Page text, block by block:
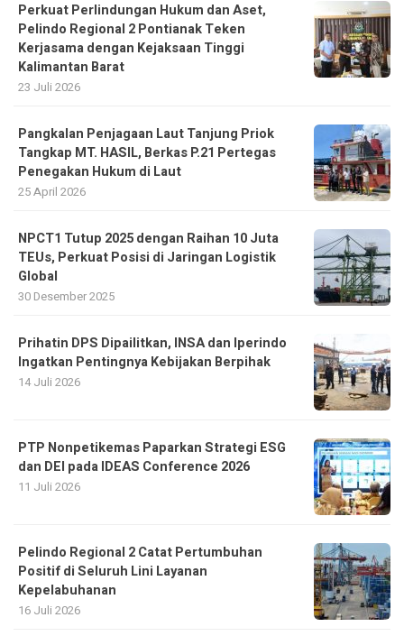
Perkuat Perlindungan Hukum dan Aset,
Pelindo Regional 2 Pontianak Teken
Kerjasama dengan Kejaksaan Tinggi
Kalimantan Barat
23 Juli 2026
Pangkalan Penjagaan Laut Tanjung Priok
Tangkap MT. HASIL, Berkas P.21 Pertegas
Penegakan Hukum di Laut
25 April 2026
NPCT1 Tutup 2025 dengan Raihan 10 Juta
TEUs, Perkuat Posisi di Jaringan Logistik
Global
30 Desember 2025
Prihatin DPS Dipailitkan, INSA dan Iperindo
Ingatkan Pentingnya Kebijakan Berpihak
14 Juli 2026
PTP Nonpetikemas Paparkan Strategi ESG
dan DEI pada IDEAS Conference 2026
11 Juli 2026
Pelindo Regional 2 Catat Pertumbuhan
Positif di Seluruh Lini Layanan
Kepelabuhanan
16 Juli 2026